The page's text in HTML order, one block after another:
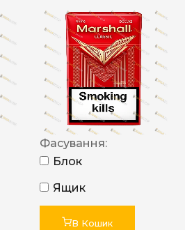
Фасування:
Блок
Ящик
В Кошик